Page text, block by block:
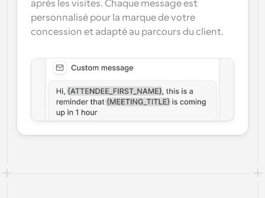
après les visites. Chaque message est
personnalisé pour la marque de votre
concession et adapté au parcours du client.